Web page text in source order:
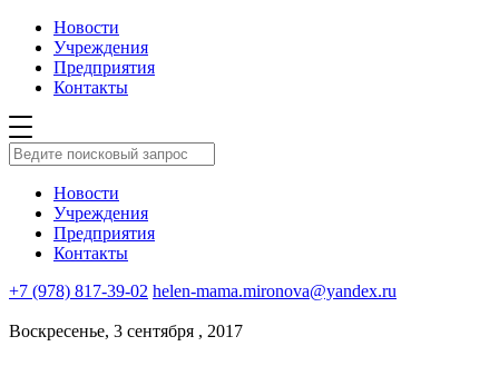
Новости
Учреждения
Предприятия
Контакты
Новости
Учреждения
Предприятия
Контакты
+7 (978) 817-39-02 helen-mama.mironova@yandex.ru
Воскресенье, 3 сентября , 2017